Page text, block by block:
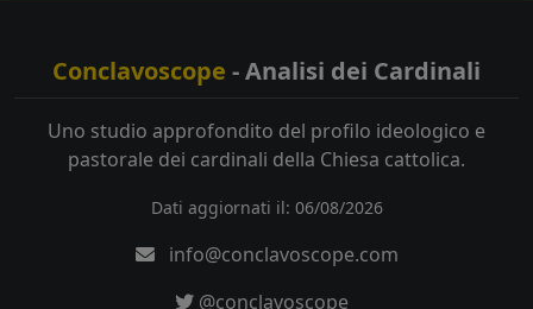
Conclavoscope - Analisi dei Cardinali
Uno studio approfondito del profilo ideologico e
pastorale dei cardinali della Chiesa cattolica.
Dati aggiornati il: 06/08/2026
info@conclavoscope.com
@conclavoscope